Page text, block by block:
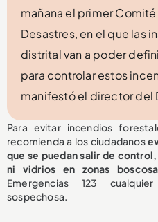
mañana el primer
Desastres, en el que las
distrital van a poder
para controlar estos
manifestó el director del
Para evitar incendios
recomienda a los ciudadanos
que se puedan salir de
ni vidrios en zonas boscosa
Emergencias 123
sospechosa.